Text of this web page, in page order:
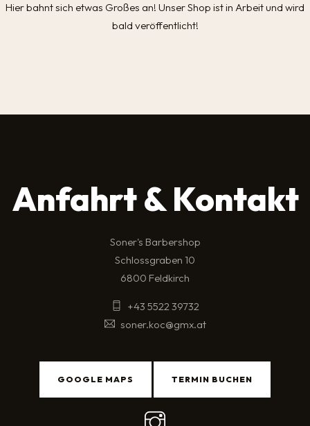
Hier bahnt sich etwas Großes an! Unser Shop ist in Arbeit und wird
bald veröffentlicht!
Anfahrt & Kontakt
Soner's Barbershop
Schlossgraben 10
6800 Feldkirch
+43 5522 39732
soner.koc@gmx.at
GOOGLE MAPS TERMIN BUCHEN